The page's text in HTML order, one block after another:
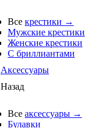
Все крестики →
Мужские крестики
Женские крестики
С бриллиантами
Аксессуары
Назад
Все аксессуары →
Булавки